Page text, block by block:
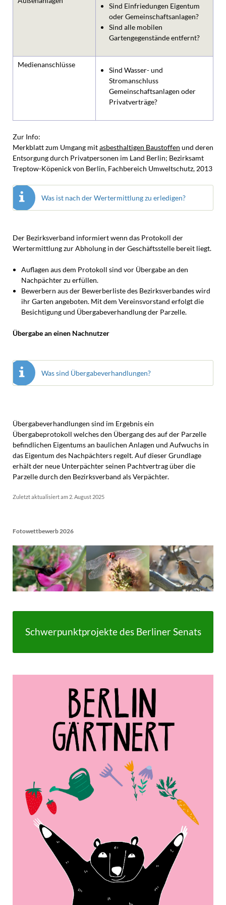
Sind Einfriedungen Eigentum
oder Gemeinschaftsanlagen?
Sind alle mobilen
Gartengegenstände entfernt?
Medienanschlüsse
Sind Wasser- und
Stromanschluss
Gemeinschaftsanlagen oder
Privatverträge?
Zur Info:
Merkblatt zum Umgang mitasbesthaltigen Baustoffen und deren
Entsorgung durch Privatpersonen im Land Berlin; Bezirksamt
Treptow-Köpenick von Berlin, Fachbereich Umweltschutz, 2013
Was ist nach der Wertermittlung zu erledigen?
Der Bezirksverband informiert wenn das Protokoll der
Wertermittlung zur Abholung in der Geschäftsstelle bereit liegt.
Auflagen aus dem Protokoll sind vor Übergabe an den
Nachpächter zu erfüllen.
Bewerbern aus der Bewerberliste des Bezirksverbandes wird
ihr Garten angeboten. Mit dem Vereinsvorstand erfolgt die
Besichtigung und Übergabeverhandlung der Parzelle.
Übergabe an einen Nachnutzer
Was sind Übergabeverhandlungen?
Übergabeverhandlungen sind im Ergebnis ein
Übergabeprotokoll welches den Übergang des auf der Parzelle
befindlichen Eigentums an baulichen Anlagen und Aufwuchs in
das Eigentum des Nachpächters regelt. Auf dieser Grundlage
erhält der neue Unterpächter seinen Pachtvertrag über die
Parzelle durch den Bezirksverband als Verpächter.
Zuletzt aktualisiert am 2. August 2025
Fotowettbewerb 2026
Schwerpunktprojekte des Berliner Senats